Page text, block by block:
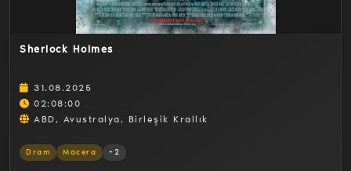
Sherlock Holmes
31.08.2025
02:08:00
ABD, Avustralya, Birleşik Krallık
Dram Macera +2